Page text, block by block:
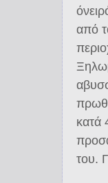
από
κατά
του.